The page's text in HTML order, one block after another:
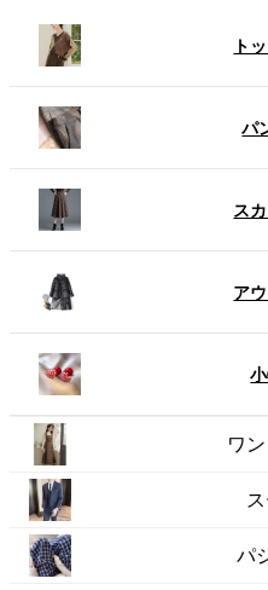
ト
パ
ス
ア
ワ
パ